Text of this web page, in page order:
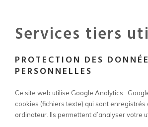
Services tiers
PROTECTION DES
PERSONNELLES
Ce site web utilise Google Analytics.
cookies (fichiers texte) qui sont enregistrés
ordinateur. Ils permettent d’analyser votre